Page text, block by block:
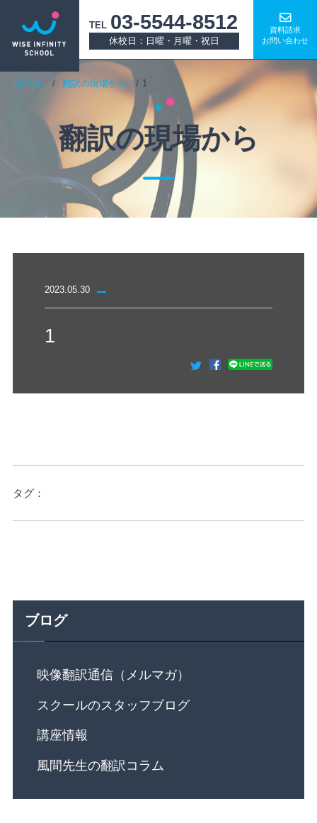
TEL 03-5544-8512
休校日：日曜・月曜・祝日
資料請求
お問い合わせ
ホーム 翻訳の現場から 1
翻訳の現場から
2023.05.30
1
タグ：
ブログ
映像翻訳通信（メルマガ）
スクールのスタッフブログ
講座情報
風間先生の翻訳コラム